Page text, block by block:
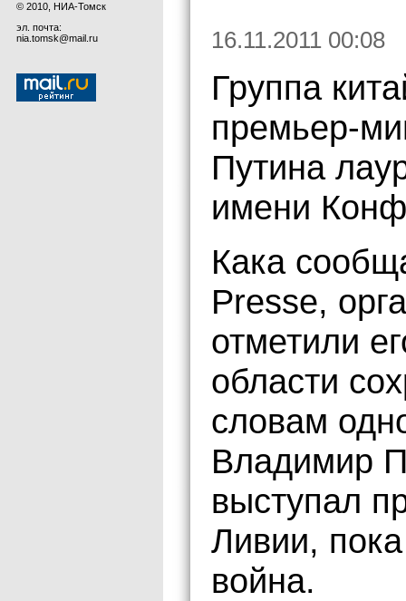
© 2010, НИА-Томск
эл. почта:
nia.tomsk@mail.ru
16.11.2011 00:08
Группа
премьер-
Путина
имени
Кака
Presse,
отметили
области
словам
Владимир
выступал
Ливии,
война.